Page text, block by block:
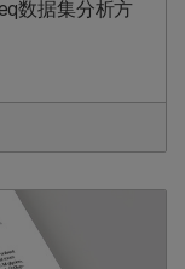
数据集分析方